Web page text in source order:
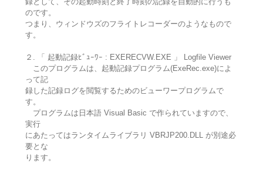
のです。
つまり、ウィンドウズのフライトレコーダーのようなもので
す。
２. 「 起動記録ﾋﾞｭｰﾜｰ : EXERECVW.EXE 」 Logfile Viewer
このプログラムは、起動記録プログラム(ExeRec.exe)によ
って記
録した記録ログを閲覧するためのビューワープログラムで
す。
プログラムは日本語 Visual Basic で作られていますので、
実行
にあたってはランタイムライブラリ VBRJP200.DLL が別途必
要とな
ります。